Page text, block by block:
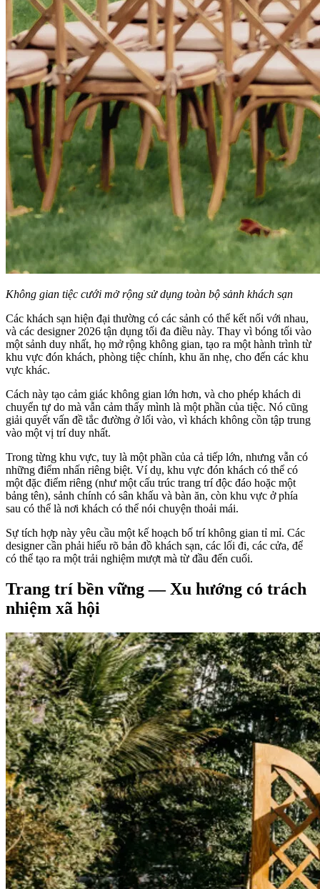
Không gian tiệc cưới mở rộng sử dụng toàn bộ sảnh khách sạn
Các khách sạn hiện đại thường có các sảnh có thể kết nối với nhau,
và các designer 2026 tận dụng tối đa điều này. Thay vì bóng tối vào
một sảnh duy nhất, họ mở rộng không gian, tạo ra một hành trình từ
khu vực đón khách, phòng tiệc chính, khu ăn nhẹ, cho đến các khu
vực khác.
Cách này tạo cảm giác không gian lớn hơn, và cho phép khách di
chuyển tự do mà vẫn cảm thấy mình là một phần của tiệc. Nó cũng
giải quyết vấn đề tắc đường ở lối vào, vì khách không cồn tập trung
vào một vị trí duy nhất.
Trong từng khu vực, tuy là một phần của cả tiếp lớn, nhưng vẫn có
những điểm nhấn riêng biệt. Ví dụ, khu vực đón khách có thể có
một đặc điểm riêng (như một cấu trúc trang trí độc đáo hoặc một
bảng tên), sảnh chính có sân khấu và bàn ăn, còn khu vực ở phía
sau có thể là nơi khách có thể nói chuyện thoải mái.
Sự tích hợp này yêu cầu một kế hoạch bố trí không gian tỉ mỉ. Các
designer cần phải hiểu rõ bản đồ khách sạn, các lối đi, các cửa, để
có thể tạo ra một trải nghiệm mượt mà từ đầu đến cuối.
Trang trí bền vững — Xu hướng có trách
nhiệm xã hội